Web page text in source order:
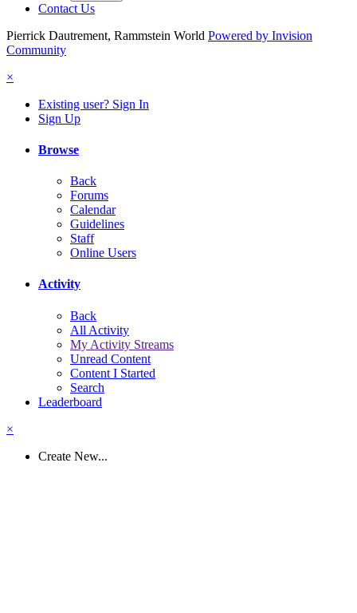
Contact Us
Pierrick Dautrement, Rammstein World Powered by Invision
Community
×
Existing user? Sign In
Sign Up
Browse
Back
Forums
Calendar
Guidelines
Staff
Online Users
Activity
Back
All Activity
My Activity Streams
Unread Content
Content I Started
Search
Leaderboard
×
Create New...